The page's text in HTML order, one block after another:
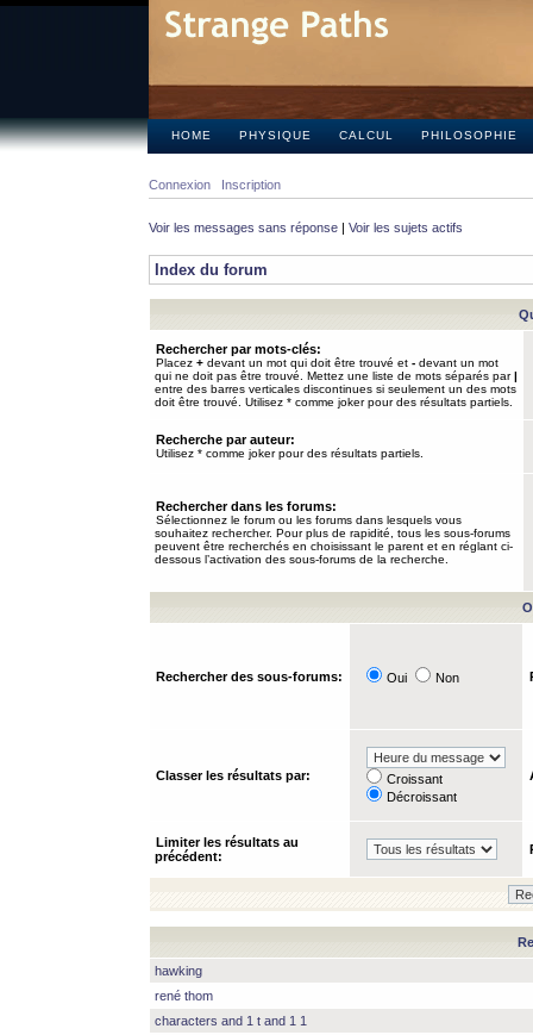
HOME PHYSIQUE CALCUL PHILOSOPHIE
Connexion Inscription
Voir les messages sans réponse | Voir les sujets actifs
Index du forum
Rechercher par mots-clés:
Placez + devant un mot qui doit être trouvé et - devant un mot
qui ne doit pas être trouvé. Mettez une liste de mots séparés par|
entre des barres verticales discontinues si seulement un des mots
doit être trouvé. Utilisez * comme joker pour des résultats partiels.
Recherche par auteur:
Utilisez * comme joker pour des résultats partiels.
Rechercher dans les forums:
Sélectionnez le forum ou les forums dans lesquels vous
souhaitez rechercher. Pour plus de rapidité, tous les sous-forums
peuvent être recherchés en choisissant le parent et en réglant ci-
dessous l’activation des sous-forums de la recherche.
Rechercher des sous-forums: Oui Non
Classer les résultats par:
Croissant
Décroissant
Limiter les résultats au
précédent:
hawking
rené thom
characters and 1 t and 1 1